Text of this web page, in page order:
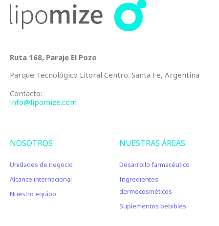
Ruta 168, Paraje El Pozo
Parque Tecnológico Litoral Centro. Santa Fe, Argentina
Contacto:
info@lipomize.com
NOSOTROS
Unidades de negocio
Alcance internacional
Nuestro equipo
NUESTRAS ÁREAS
Desarrollo farmacéutico
Ingredientes
dermocosméticos
Suplementos bebibles